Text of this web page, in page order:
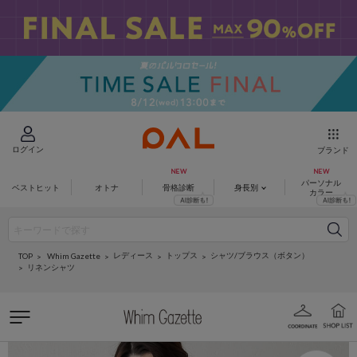
ログイン ブランド
ベストヒット オトナ 骨格診断 身長別
パーソナル
カラー
TOP Whim Gazette レディース トップス
シャツ/ブラウス（ボタン）
リネンシャツ